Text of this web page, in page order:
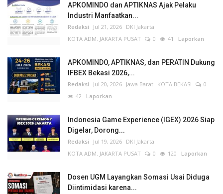
APKOMINDO dan APTIKNAS Ajak Pelaku
Industri Manfaatkan...
Redaksi Jul 21, 2026 DKI Jakarta
KOTA ADM. JAKARTA PUSAT
0 41 Laporkan
APKOMINDO, APTIKNAS, dan PERATIN Dukung
IFBEX Bekasi 2026,...
Redaksi Jul 20, 2026 Jawa Barat KOTA BEKASI
0
42 Laporkan
Indonesia Game Experience (IGEX) 2026 Siap
Digelar, Dorong...
Redaksi Jul 19, 2026 DKI Jakarta
KOTA ADM. JAKARTA PUSAT
0 120 Laporkan
Dosen UGM Layangkan Somasi Usai Diduga
Diintimidasi karena...